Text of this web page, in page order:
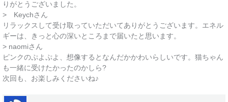
りがとうございました。
> Keychさん
リラックスして受け取っていただいてありがとうございます。エネル
ギーは、きっと心の深いところまで届いたと思います。
> naomiさん
ピンクのぷよぷよ、想像するとなんだかかわいらしいです。猫ちゃん
も一緒に受けたかったのかしら?
次回も、お楽しみくださいね♪